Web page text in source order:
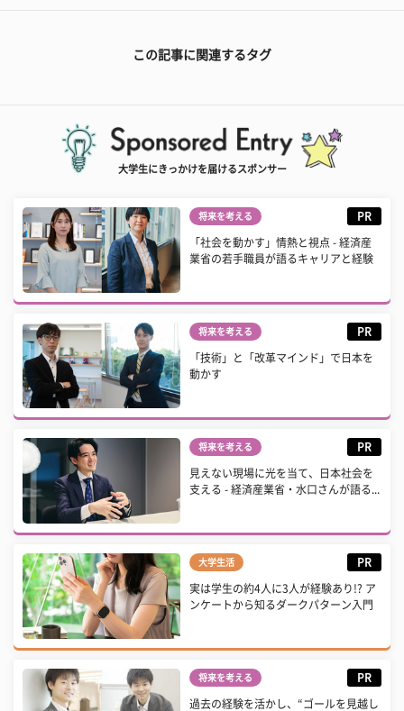
この記事に関連するタグ
大学生にきっかけを届けるスポンサー
将来を考える PR
「社会を動かす」情熱と視点 - 経済産
業省の若手職員が語るキャリアと経験
将来を考える PR
「技術」と「改革マインド」で日本を
動かす
将来を考える PR
見えない現場に光を当て、日本社会を
支える - 経済産業省・水口さんが語る...
大学生活 PR
実は学生の約4人に3人が経験あり!? ア
ンケートから知るダークパターン入門
将来を考える PR
過去の経験を活かし、“ゴールを見越し